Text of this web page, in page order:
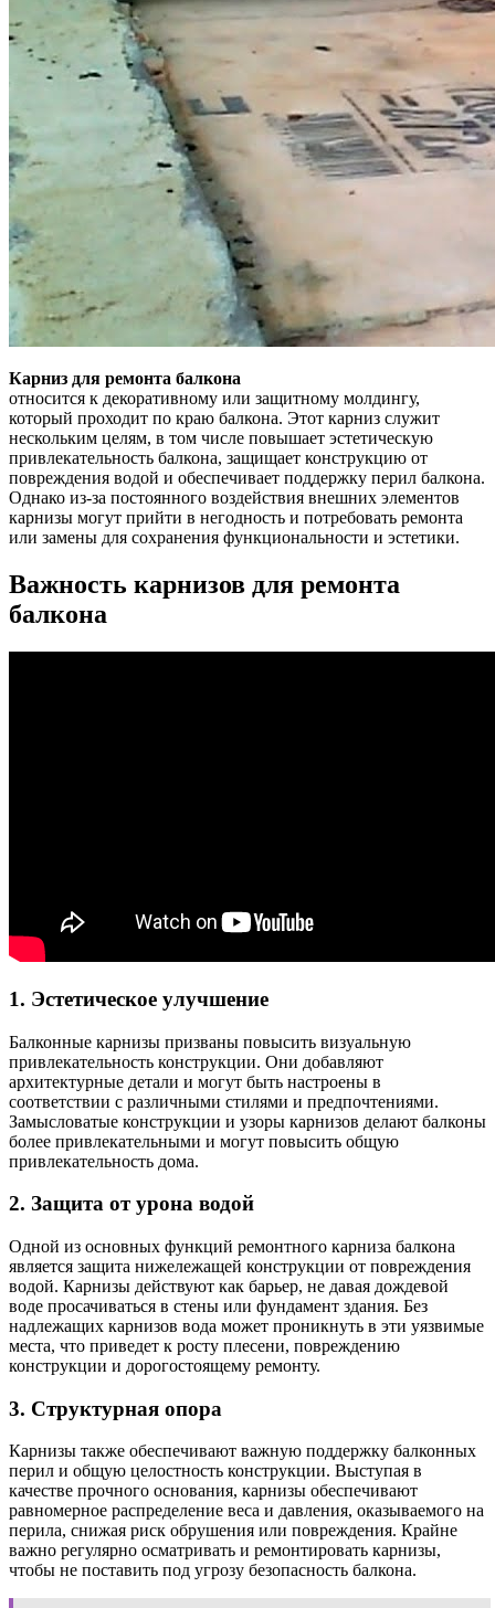
Карниз для ремонта балкона
относится к декоративному или защитному молдингу,
который проходит по краю балкона. Этот карниз служит
нескольким целям, в том числе повышает эстетическую
привлекательность балкона, защищает конструкцию от
повреждения водой и обеспечивает поддержку перил балкона.
Однако из-за постоянного воздействия внешних элементов
карнизы могут прийти в негодность и потребовать ремонта
или замены для сохранения функциональности и эстетики.
Важность карнизов для ремонта
балкона
1. Эстетическое улучшение
Балконные карнизы призваны повысить визуальную
привлекательность конструкции. Они добавляют
архитектурные детали и могут быть настроены в
соответствии с различными стилями и предпочтениями.
Замысловатые конструкции и узоры карнизов делают балконы
более привлекательными и могут повысить общую
привлекательность дома.
2. Защита от урона водой
Одной из основных функций ремонтного карниза балкона
является защита нижележащей конструкции от повреждения
водой. Карнизы действуют как барьер, не давая дождевой
воде просачиваться в стены или фундамент здания. Без
надлежащих карнизов вода может проникнуть в эти уязвимые
места, что приведет к росту плесени, повреждению
конструкции и дорогостоящему ремонту.
3. Структурная опора
Карнизы также обеспечивают важную поддержку балконных
перил и общую целостность конструкции. Выступая в
качестве прочного основания, карнизы обеспечивают
равномерное распределение веса и давления, оказываемого на
перила, снижая риск обрушения или повреждения. Крайне
важно регулярно осматривать и ремонтировать карнизы,
чтобы не поставить под угрозу безопасность балкона.